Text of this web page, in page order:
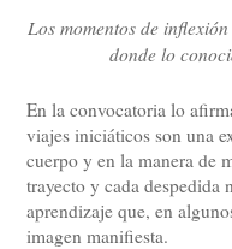
Los momentos de
donde lo
En la convocatoria lo
viajes iniciáticos son una
cuerpo y en la manera de
trayecto y cada despedida
aprendizaje que, en
imagen manifiesta.